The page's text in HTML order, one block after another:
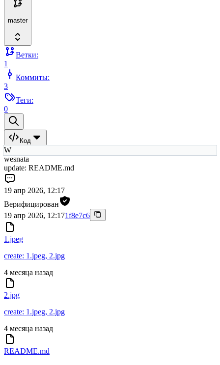
master
Ветки:
1
Коммиты:
3
Теги:
0
Код
W
wesnata
update: README.md
19 апр 2026, 12:17
Верифицирован
19 апр 2026, 12:171f8e7c6
1.jpeg
create: 1.jpeg, 2.jpg
4 месяца назад
2.jpg
create: 1.jpeg, 2.jpg
4 месяца назад
README.md